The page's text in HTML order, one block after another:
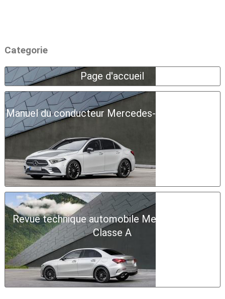
Categorie
Page d'accueil
Manuel du conducteur Mercedes-Benz Classe A
Revue technique automobile Mercedes-Benz
Classe A